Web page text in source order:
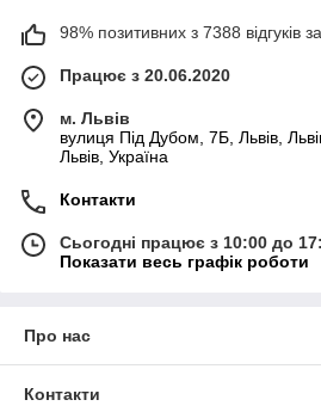
98% позитивних з 7388 відгуків
Працює з 20.06.2020
м. Львів
вулиця Під Дубом, 7Б, Львів,
Львів, Україна
Контакти
Сьогодні працює з 10:00 до
Показати весь графік роботи
Про нас
Контакти